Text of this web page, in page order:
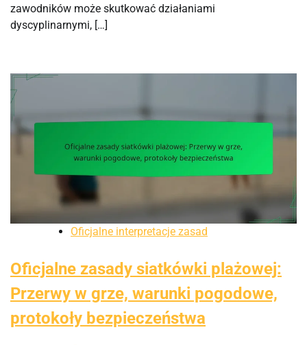
zawodników może skutkować działaniami
dyscyplinarnymi, […]
Oficjalne interpretacje zasad
Oficjalne zasady siatkówki plażowej:
Przerwy w grze, warunki pogodowe,
protokoły bezpieczeństwa